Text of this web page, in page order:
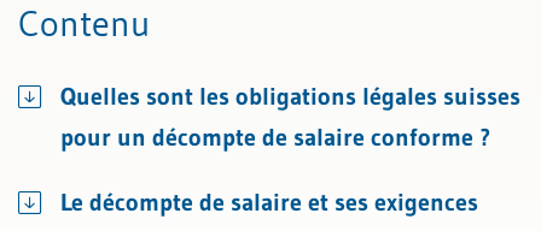
Contenu
Quelles sont les obligations légales suisses
pour un décompte de salaire conforme ?
Le décompte de salaire et ses exigences